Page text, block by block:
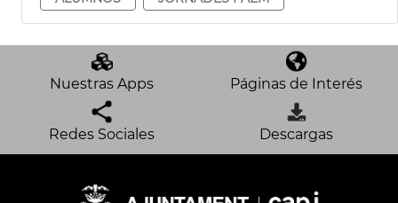
Nuestras Apps Páginas de Interés
Redes Sociales Descargas